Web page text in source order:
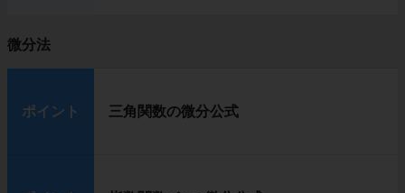
微分法
ポイント 三角関数の微分公式